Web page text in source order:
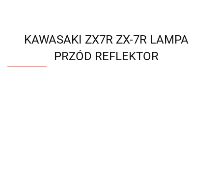
KAWASAKI ZX7R ZX-7R LAMPA
PRZÓD REFLEKTOR